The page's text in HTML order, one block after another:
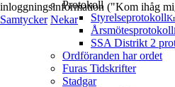
Protokoll
Styrelseprotokoll
Årsmötesprotokoll
SSA Distrikt 2
Ordföranden har ordet
Furas Tidskrifter
Stadgar
inloggningsinformation ("Kom ihåg
Samtycker Nekar